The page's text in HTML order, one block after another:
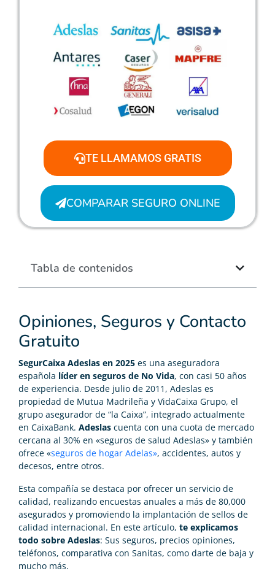
Opiniones, Seguros y Contacto
Gratuito
SegurCaixa Adeslas en 2025 es una aseguradora
española líder en seguros de No Vida, con casi 50 años
de experiencia. Desde julio de 2011, Adeslas es
propiedad de Mutua Madrileña y VidaCaixa Grupo, el
grupo asegurador de “la Caixa”, integrado actualmente
en CaixaBank. Adeslas cuenta con una cuota de mercado
cercana al 30% en «seguros de salud Adeslas» y también
ofrece «seguros de hogar Adelas», accidentes, autos y
decesos, entre otros.
Esta compañía se destaca por ofrecer un servicio de
calidad, realizando encuestas anuales a más de 80,000
asegurados y promoviendo la implantación de sellos de
calidad internacional. En este artículo, te explicamos
todo sobre Adeslas: Sus seguros, precios opiniones,
teléfonos, comparativa con Sanitas, como darte de baja y
mucho más.
TE LLAMAMOS GRATIS
COMPARAR SEGURO ONLINE
Tabla de contenidos